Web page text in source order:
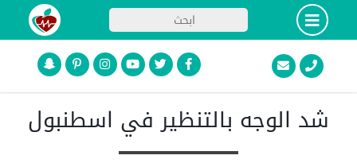
شد الوجه بالتنظير في اسطنبول